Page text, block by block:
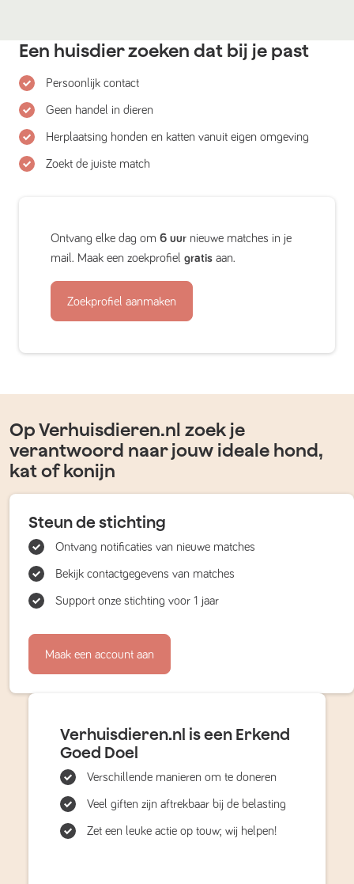
Een huisdier zoeken dat bij je past
Persoonlijk contact
Geen handel in dieren
Herplaatsing honden en katten vanuit eigen omgeving
Zoekt de juiste match
Ontvang elke dag om 6 uur nieuwe matches in je
mail. Maak een zoekprofiel gratis aan.
Zoekprofiel aanmaken
Op Verhuisdieren.nl zoek je
verantwoord naar jouw ideale hond,
kat of konijn
Steun de stichting
Ontvang notificaties van nieuwe matches
Bekijk contactgegevens van matches
Support onze stichting voor 1 jaar
Maak een account aan
Verhuisdieren.nl is een Erkend
Goed Doel
Verschillende manieren om te doneren
Veel giften zijn aftrekbaar bij de belasting
Zet een leuke actie op touw; wij helpen!